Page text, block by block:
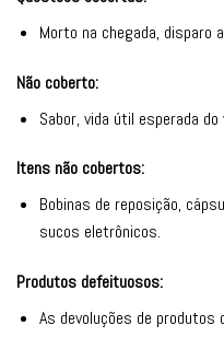
Morto na chegada, disparo
Não coberto:
Sabor, vida útil esperada do
Itens não cobertos:
Bobinas de reposição,
sucos eletrônicos.
Produtos defeituosos:
As devoluções de